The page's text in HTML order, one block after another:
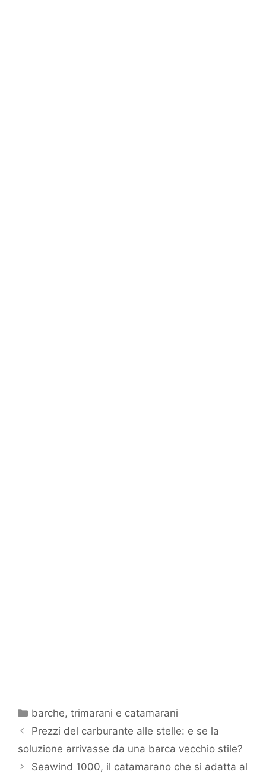
Categorie
barche,trimarani e catamarani
Prezzi del carburante alle stelle: e se la
soluzione arrivasse da una barca vecchio stile?
Seawind 1000, il catamarano che si adatta al